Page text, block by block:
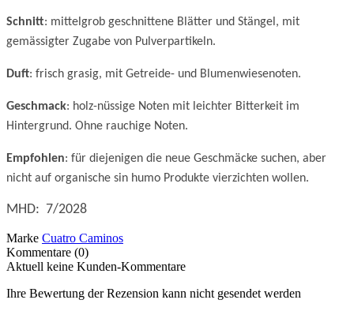
Schnitt: mittelgrob geschnittene Blätter und Stängel, mit
gemässigter Zugabe von Pulverpartikeln.
Duft: frisch grasig, mit Getreide- und Blumenwiesenoten.
Geschmack: holz-nüssige Noten mit leichter Bitterkeit im
Hintergrund. Ohne rauchige Noten.
Empfohlen: für diejenigen die neue Geschmäcke suchen, aber
nicht auf organische sin humo Produkte vierzichten wollen.
MHD: 7/2028
Marke Cuatro Caminos
Kommentare (0)
Aktuell keine Kunden-Kommentare
Ihre Bewertung der Rezension kann nicht gesendet werden